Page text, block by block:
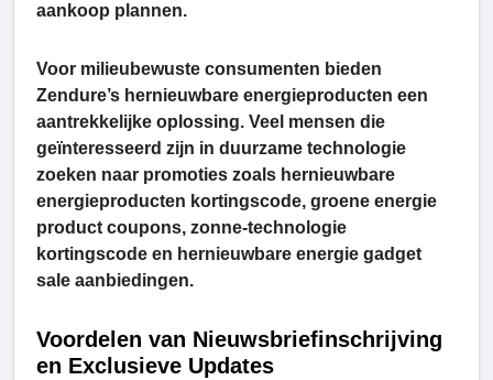
aankoop plannen.
Voor milieubewuste consumenten bieden
Zendure’s hernieuwbare energieproducten een
aantrekkelijke oplossing. Veel mensen die
geïnteresseerd zijn in duurzame technologie
zoeken naar promoties zoals hernieuwbare
energieproducten kortingscode, groene energie
product coupons, zonne-technologie
kortingscode en hernieuwbare energie gadget
sale aanbiedingen.
Voordelen van Nieuwsbriefinschrijving
en Exclusieve Updates